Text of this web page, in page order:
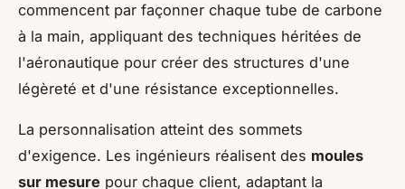
commencent par façonner chaque tube de carbone
à la main, appliquant des techniques héritées de
l'aéronautique pour créer des structures d'une
légèreté et d'une résistance exceptionnelles.
La personnalisation atteint des sommets
d'exigence. Les ingénieurs réalisent des moules
sur mesure pour chaque client, adaptant la